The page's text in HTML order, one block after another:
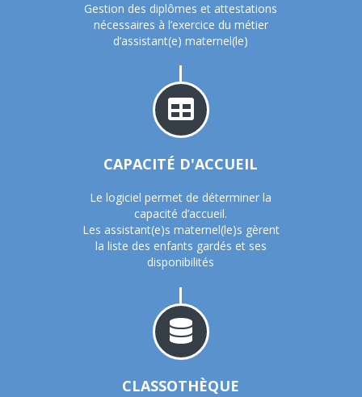
Gestion des diplômes et attestations
nécessaires à l’exercice du métier
d’assistant(e) maternel(le)
CAPACITÉ D'ACCUEIL
Le logiciel permet de déterminer la
capacité d’accueil.
Les assistant(e)s maternel(le)s gèrent
la liste des enfants gardés et ses
disponibilités
CLASSOTHÈQUE